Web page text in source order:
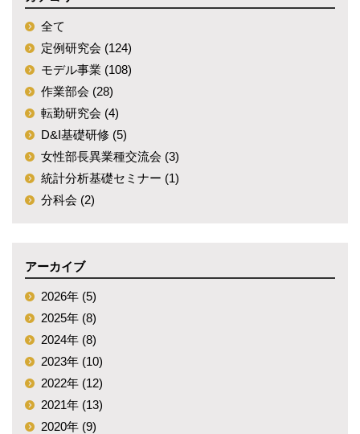
全て
定例研究会 (124)
モデル事業 (108)
作業部会 (28)
転勤研究会 (4)
D&I基礎研修 (5)
女性部長異業種交流会 (3)
統計分析基礎セミナー (1)
分科会 (2)
アーカイブ
2026年 (5)
2025年 (8)
2024年 (8)
2023年 (10)
2022年 (12)
2021年 (13)
2020年 (9)